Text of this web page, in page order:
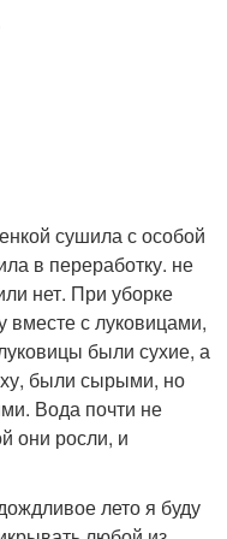
сушила с особой
в переработку. не
нет. При уборке
вместе с луковицами,
были сухие, а
были сырыми, но
Вода почти не
они росли, и
лето я буду